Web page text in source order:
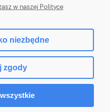
Premium
w naszej Polityce
niezbędne
zgody